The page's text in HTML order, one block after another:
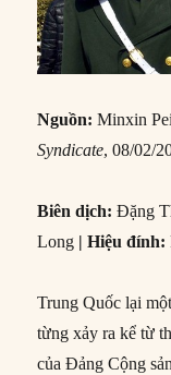
Nguồn:Minxin
Syndicate, 08/02/
Biên dịch:Đặng
Long | Hiệu đính:
Trung Quốc lại
từng xảy ra kể từ
của Đảng Cộng